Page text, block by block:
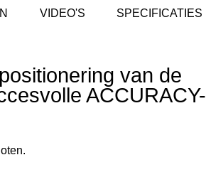
VIDEO'S SPECIFICATIES
van de
ACCURACY-